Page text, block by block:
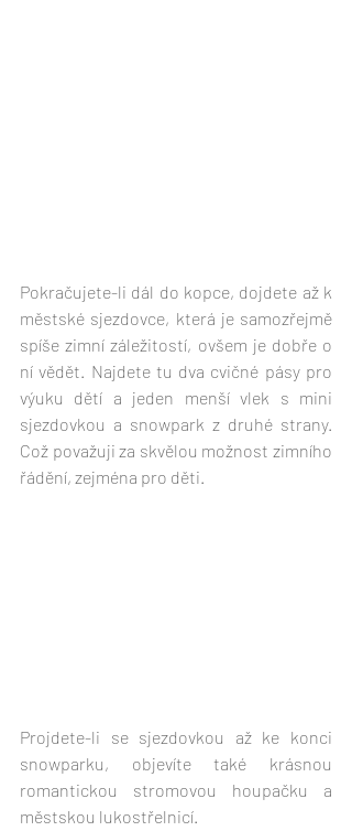
Pokračujete-li dál do kopce, dojdete až k
městské sjezdovce, která je samozřejmě
spíše zimní záležitostí, ovšem je dobře o
ní vědět. Najdete tu dva cvičné pásy pro
výuku dětí a jeden menší vlek s mini
sjezdovkou a snowpark z druhé strany.
Což považuji za skvělou možnost zimního
řádění, zejména pro děti.
Projdete-li se sjezdovkou až ke konci
snowparku, objevíte také krásnou
romantickou stromovou houpačku a
městskou lukostřelnicí.